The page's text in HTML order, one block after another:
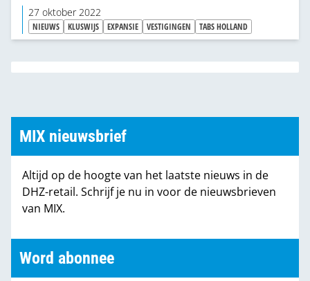
27 oktober 2022
NIEUWS KLUSWIJS EXPANSIE VESTIGINGEN TABS HOLLAND
MIX nieuwsbrief
Altijd op de hoogte van het laatste nieuws in de
DHZ-retail. Schrijf je nu in voor de nieuwsbrieven
van MIX.
Word abonnee